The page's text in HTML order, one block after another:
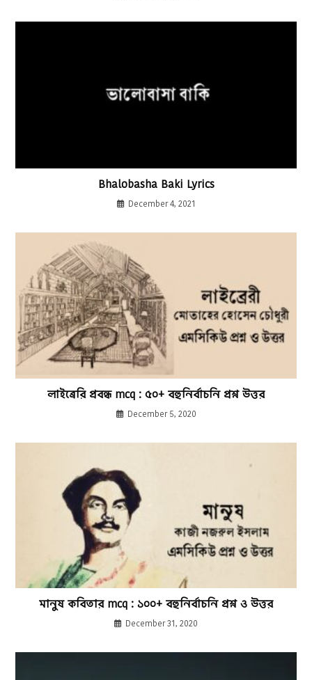
Bhalobasha Baki Lyrics
December 4, 2021
লাইব্রেরি প্রবন্ধ mcq : ৫০+ বহুনির্বাচনি প্রশ্ন উত্তর
December 5, 2020
মানুষ কবিতার mcq : ১০০+ বহুনির্বাচনি প্রশ্ন ও উত্তর
December 31, 2020